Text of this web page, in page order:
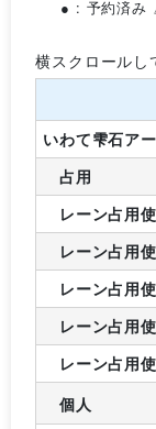
● : 予約済み
いわて雫石ア
占用
レーン占用
レーン占用
レーン占用
レーン占用
レーン占用
個人